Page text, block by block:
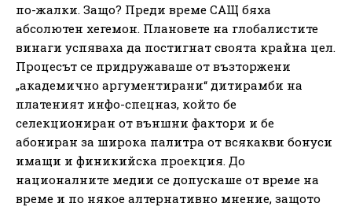
по-жалки. Защо? Преди време САЩ бяха
абсолютен хегемон. Плановете на глобалистите
винаги успяваха да постигнат своята крайна цел.
Процесът се придружаваше от възторжени
„академично аргументирани“ дитирамби на
платеният инфо-спецназ, който бе
селекциониран от външни фактори и бе
абониран за широка палитра от всякакви бонуси
имащи и финикийска проекция. До
националните медии се допускаше от време на
време и по някое алтернативно мнение, защото